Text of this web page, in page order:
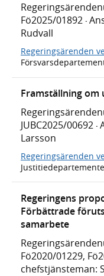
Fö2025/01892 ·
Rudvall
Regeringsärenden
Framställning om
JUBC2025/00692 ·
Larsson
Regeringsärenden
Regeringens
Förbättrade
samarbete
Fö2020/01229,
chefstjänsteman: